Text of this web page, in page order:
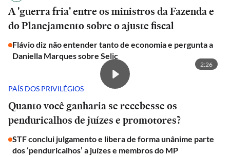
A 'guerra fria' entre os ministros da Fazenda e
do Planejamento sobre o ajuste fiscal
Flávio diz não entender tanto de economia e pergunta a
Daniella Marques sobre Selic
2:26
PAÍS DOS PRIVILÉGIOS
Quanto você ganharia se recebesse os
penduricalhos de juízes e promotores?
STF conclui julgamento e libera de forma unânime parte
dos ‘penduricalhos’ a juízes e membros do MP